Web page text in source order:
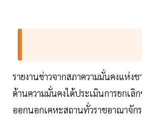
รายงานข่าวจากสภาความมั่นคงแห่ง
ด้านความมั่นคงได้ประเมินการยกเลิ
ออกนอกเคหะสถานทั่วราชอาณาจักร